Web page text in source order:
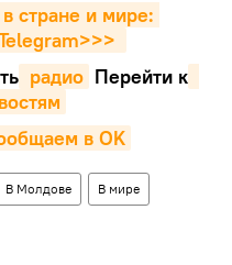
стране и мире:
радио Перейти к
в OK
В Молдове В мире